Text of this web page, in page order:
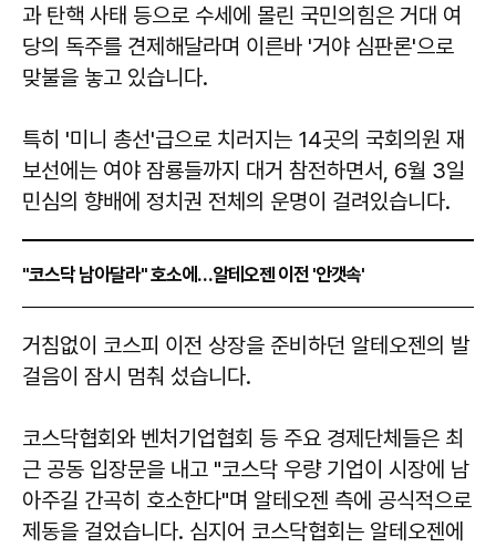
과 탄핵 사태 등으로 수세에 몰린 국민의힘은 거대 여
당의 독주를 견제해달라며 이른바 '거야 심판론'으로
맞불을 놓고 있습니다.
특히 '미니 총선'급으로 치러지는 14곳의 국회의원 재
보선에는 여야 잠룡들까지 대거 참전하면서, 6월 3일
민심의 향배에 정치권 전체의 운명이 걸려있습니다.
"코스닥 남아달라" 호소에…알테오젠 이전 '안갯속'
거침없이 코스피 이전 상장을 준비하던 알테오젠의 발
걸음이 잠시 멈춰 섰습니다.
코스닥협회와 벤처기업협회 등 주요 경제단체들은 최
근 공동 입장문을 내고 "코스닥 우량 기업이 시장에 남
아주길 간곡히 호소한다"며 알테오젠 측에 공식적으로
제동을 걸었습니다. 심지어 코스닥협회는 알테오젠에